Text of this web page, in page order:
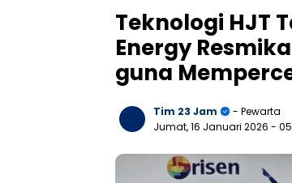
Teknologi HJT
Energy
guna
Tim 23 Jam
- Pewarta
Jumat, 16 Januari 2026 -